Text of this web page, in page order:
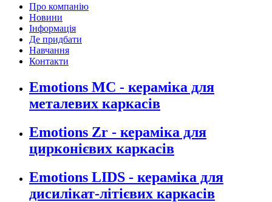
Про компанію
Новини
Інформація
Де придбати
Навчання
Контакти
Emotions MC - кераміка для
металевих каркасів
Emotions Zr - кераміка для
цирконієвих каркасів
Emotions LIDS - кераміка для
дисилікат-літієвих каркасів